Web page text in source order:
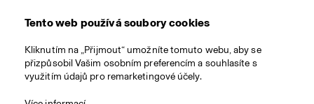
Látky a materiály
Tento web používá soubory cookies
Kliknutím na „Přijmout“ umožníte tomuto webu, aby se
přizpůsobil Vašim osobním preferencím a souhlasíte s
využitím údajů pro remarketingové účely.